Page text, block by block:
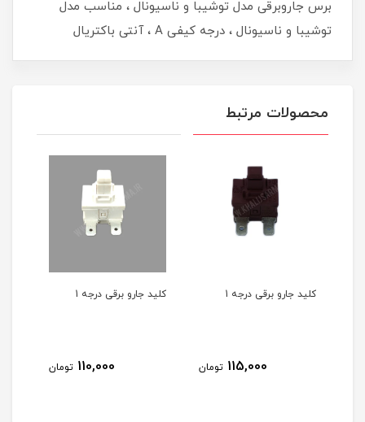
برس جاروبرقی مدل توشیبا و ناسیونال ، مناسب مدل
توشیبا و ناسیونال ، درجه کیفی A ، آنتی باکتریال
محصولات مرتبط
کلید جارو برقی درجه 1
115,000 تومان
کلید جارو برقی درجه 1
110,000 تومان